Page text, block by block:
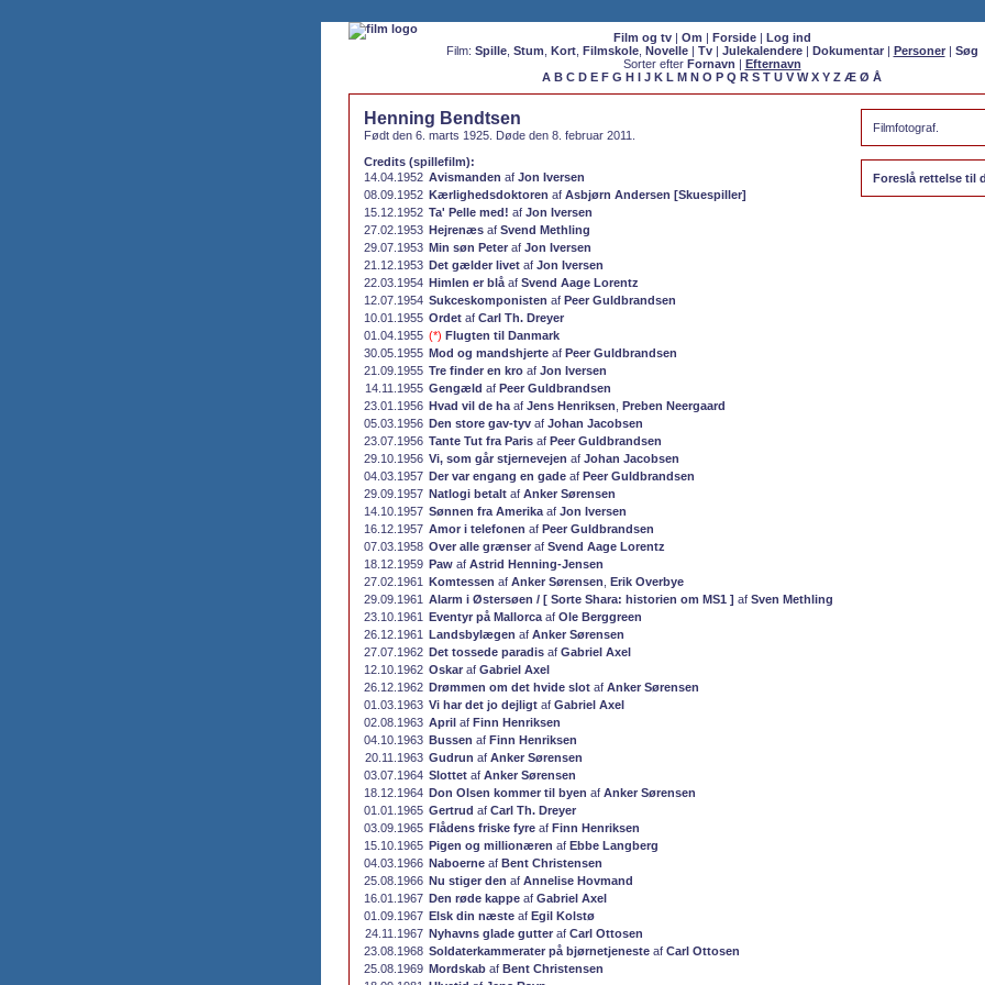
Film og tv| Om | Forside| Log ind
Film: Spille, Stum Kort, Filmskole, Novelle| Tv| Julekalendere| Dokumentar| Personer| Søg
Sorter efter Fornavn | Efternavn
A B C D E F G H I J K L M N O P Q R S T U V WX Y Z Æ Ø Å
Filmfotograf.
Foreslå rettelse til
Henning Bendtsen
Født den 6. marts 1925. Døde den 8. februar 2011.
Credits (spillefilm):
14.04.1952 Avismanden af Jon Iversen
08.09.1952 Kærlighedsdoktoren af Asbjørn Andersen [Skuespiller]
15.12.1952 Ta' Pelle med! af Jon Iversen
27.02.1953 Hejrenæs af Svend Methling
29.07.1953 Min søn Peter af Jon Iversen
21.12.1953 Det gælder livet af Jon Iversen
22.03.1954 Himlen er blå af Svend Aage Lorentz
12.07.1954 Sukceskomponisten af Peer Guldbrandsen
10.01.1955 Ordet af Carl Th. Dreyer
01.04.1955 (*) Flugten til Danmark
30.05.1955 Mod og mandshjerte af Peer Guldbrandsen
21.09.1955 Tre finder en kro af Jon Iversen
14.11.1955 Gengæld af Peer Guldbrandsen
23.01.1956 Hvad vil de ha af Jens Henriksen Preben Neergaard
05.03.1956 Den store gav-tyv af Johan Jacobsen
23.07.1956 Tante Tut fra Paris af Peer Guldbrandsen
29.10.1956 Vi, som går stjernevejen af Johan Jacobsen
04.03.1957 Der var engang en gade af Peer Guldbrandsen
29.09.1957 Natlogi betalt af Anker Sørensen
14.10.1957 Sønnen fra Amerika af Jon Iversen
16.12.1957 Amor i telefonen af Peer Guldbrandsen
07.03.1958 Over alle grænser af Svend Aage Lorentz
18.12.1959 Paw af Astrid Henning-Jensen
27.02.1961 Komtessen af Anker Sørensen Erik Overbye
29.09.1961 Alarm i Østersøen / [ Sorte Shara: historien om MS1 ] af Sven Methling
23.10.1961 Eventyr på Mallorca af Ole Berggreen
26.12.1961 Landsbylægen af Anker Sørensen
27.07.1962 Det tossede paradis af Gabriel Axel
12.10.1962 Oskar af Gabriel Axel
26.12.1962 Drømmen om det hvide slot af Anker Sørensen
01.03.1963 Vi har det jo dejligt af Gabriel Axel
02.08.1963 April af Finn Henriksen
04.10.1963 Bussen af Finn Henriksen
20.11.1963 Gudrun af Anker Sørensen
03.07.1964 Slottet af Anker Sørensen
18.12.1964 Don Olsen kommer til byen af Anker Sørensen
01.01.1965 Gertrud af Carl Th. Dreyer
03.09.1965 Flådens friske fyre af Finn Henriksen
15.10.1965 Pigen og millionæren af Ebbe Langberg
04.03.1966 Naboerne af Bent Christensen
25.08.1966 Nu stiger den af Annelise Hovmand
16.01.1967 Den røde kappe af Gabriel Axel
01.09.1967 Elsk din næste af Egil Kolstø
24.11.1967 Nyhavns glade gutter af Carl Ottosen
23.08.1968 Soldaterkammerater på bjørnetjeneste af Carl Ottosen
25.08.1969 Mordskab af Bent Christensen